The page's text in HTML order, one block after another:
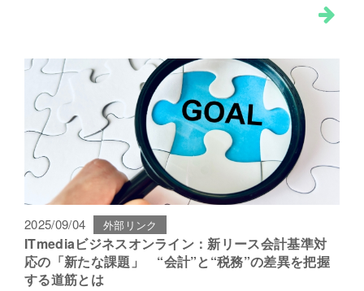
2025/09/04 外部リンク
ITmediaビジネスオンライン：新リース会計基準対
応の「新たな課題」 “会計”と“税務”の差異を把握
する道筋とは